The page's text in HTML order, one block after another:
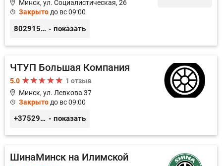
Минск, ул. Социалистическая, 26
Закрыто до вс 09:00
80291556141 - показать
ЧТУП Большая Компания
5.0
1 отзыв
Минск, ул. Левкова 37
Закрыто до вс 09:00
+375293900202 - показать
ШинаМинск на Илимской